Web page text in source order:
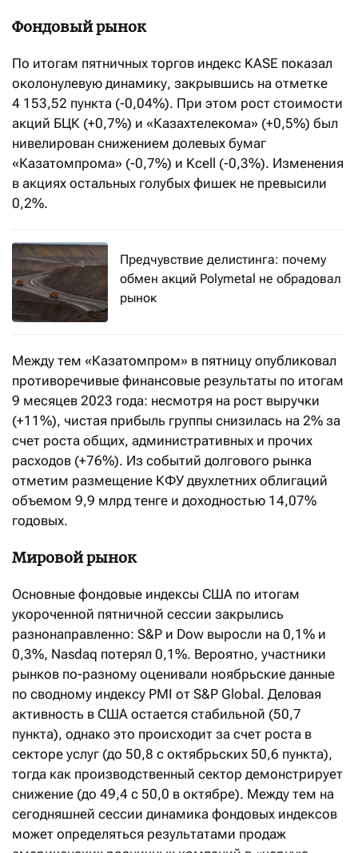
Фондовый рынок
По итогам пятничных торгов индекс KASE показал
околонулевую динамику, закрывшись на отметке
4 153,52 пункта (-0,04%). При этом рост стоимости
акций БЦК (+0,7%) и «Казахтелекома» (+0,5%) был
нивелирован снижением долевых бумаг
«Казатомпрома» (-0,7%) и Kcell (-0,3%). Изменения
в акциях остальных голубых фишек не превысили
0,2%.
Предчувствие делистинга: почему
обмен акций Polymetal не обрадовал
рынок
Между тем «Казатомпром» в пятницу опубликовал
противоречивые финансовые результаты по итогам
9 месяцев 2023 года: несмотря на рост выручки
(+11%), чистая прибыль группы снизилась на 2% за
счет роста общих, административных и прочих
расходов (+76%). Из событий долгового рынка
отметим размещение КФУ двухлетних облигаций
объемом 9,9 млрд тенге и доходностью 14,07%
годовых.
Мировой рынок
Основные фондовые индексы США по итогам
укороченной пятничной сессии закрылись
разнонаправленно: S&P и Dow выросли на 0,1% и
0,3%, Nasdaq потерял 0,1%. Вероятно, участники
рынков по-разному оценивали ноябрьские данные
по сводному индексу PMI от S&P Global. Деловая
активность в США остается стабильной (50,7
пункта), однако это происходит за счет роста в
секторе услуг (до 50,8 с октябрьских 50,6 пункта),
тогда как производственный сектор демонстрирует
снижение (до 49,4 с 50,0 в октябре). Между тем на
сегодняшней сессии динамика фондовых индексов
может определяться результатами продаж